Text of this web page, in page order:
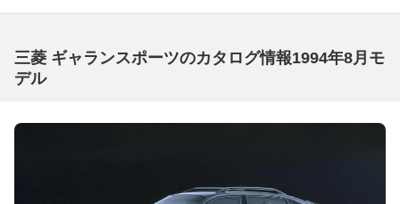
三菱 ギャランスポーツのカタログ情報1994年8月モ
デル